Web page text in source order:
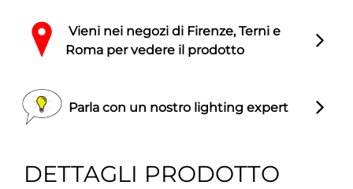
Vieni nei negozi di Firenze, Terni e
Roma per vedere il prodotto
Parla con un nostro lighting expert
DETTAGLI PRODOTTO